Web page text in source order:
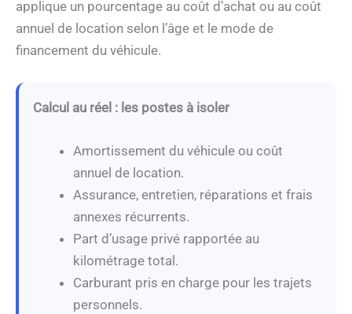
applique un pourcentage au coût d’achat ou au coût
annuel de location selon l’âge et le mode de
financement du véhicule.
Calcul au réel : les postes à isoler
Amortissement du véhicule ou coût
annuel de location.
Assurance, entretien, réparations et frais
annexes récurrents.
Part d’usage privé rapportée au
kilométrage total.
Carburant pris en charge pour les trajets
personnels.